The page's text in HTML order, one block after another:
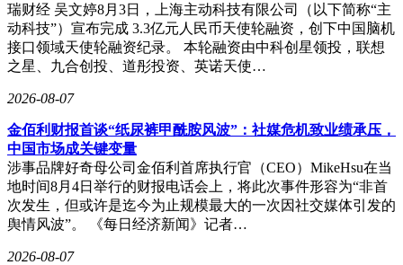
瑞财经 吴文婷8月3日，上海主动科技有限公司（以下简称“主
动科技”）宣布完成 3.3亿元人民币天使轮融资，创下中国脑机
接口领域天使轮融资纪录。 本轮融资由中科创星领投，联想
之星、九合创投、道彤投资、英诺天使…
2026-08-07
金佰利财报首谈“纸尿裤甲酰胺风波”：社媒危机致业绩承压，
中国市场成关键变量
涉事品牌好奇母公司金佰利首席执行官（CEO）MikeHsu在当
地时间8月4日举行的财报电话会上，将此次事件形容为“非首
次发生，但或许是迄今为止规模最大的一次因社交媒体引发的
舆情风波”。 《每日经济新闻》记者…
2026-08-07